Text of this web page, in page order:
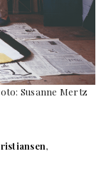
Susanne Mertz
,